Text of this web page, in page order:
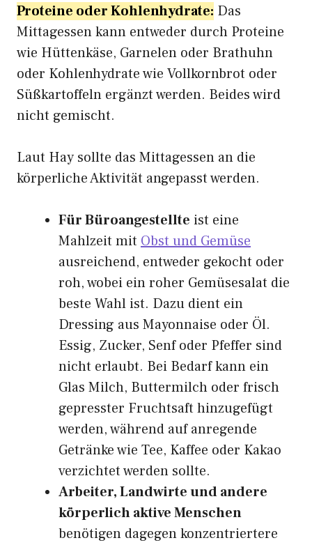
Proteine oder Kohlenhydrate: Das
Mittagessen kann entweder durch Proteine
wie Hüttenkäse, Garnelen oder Brathuhn
oder Kohlenhydrate wie Vollkornbrot oder
Süßkartoffeln ergänzt werden. Beides wird
nicht gemischt.
Laut Hay sollte das Mittagessen an die
körperliche Aktivität angepasst werden.
Für Büroangestellte ist eine
Mahlzeit mit Obst und Gemüse
ausreichend, entweder gekocht oder
roh, wobei ein roher Gemüsesalat die
beste Wahl ist. Dazu dient ein
Dressing aus Mayonnaise oder Öl.
Essig, Zucker, Senf oder Pfeffer sind
nicht erlaubt. Bei Bedarf kann ein
Glas Milch, Buttermilch oder frisch
gepresster Fruchtsaft hinzugefügt
werden, während auf anregende
Getränke wie Tee, Kaffee oder Kakao
verzichtet werden sollte.
Arbeiter, Landwirte und andere
körperlich aktive Menschen
benötigen dagegen konzentriertere